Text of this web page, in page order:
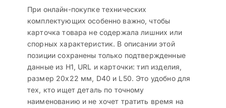
При онлайн-покупке технических
комплектующих особенно важно, чтобы
карточка товара не содержала лишних или
спорных характеристик. В описании этой
позиции сохранены только подтвержденные
данные из H1, URL и карточки: тип изделия,
размер 20х22 мм, D40 и L50. Это удобно для
тех, кто ищет деталь по точному
наименованию и не хочет тратить время на